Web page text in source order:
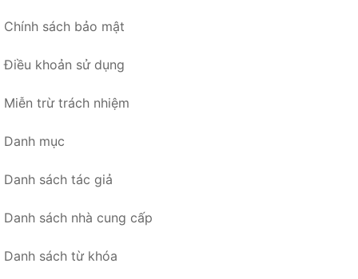
Chính sách bảo mật
Điều khoản sử dụng
Miễn trừ trách nhiệm
Danh mục
Danh sách tác giả
Danh sách nhà cung cấp
Danh sách từ khóa